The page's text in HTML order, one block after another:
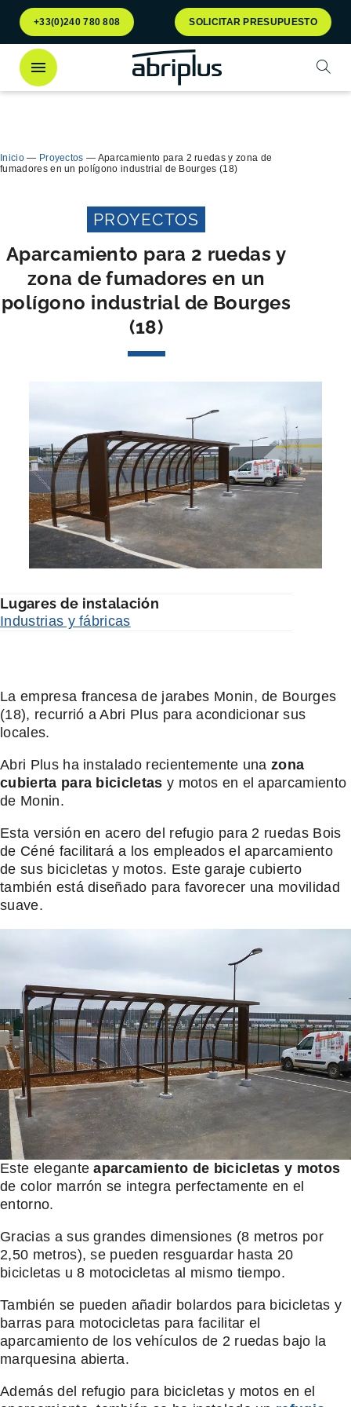
Ir al
menú
Ir al
contenido
+33(0)240 780 808 SOLICITAR PRESUPUESTO
Abrir
Inicio— Proyectos — Aparcamiento para 2 ruedas y zona de
fumadores en un polígono industrial de Bourges (18)
PROYECTOS
Aparcamiento para 2 ruedas y
zona de fumadores en un
polígono industrial de Bourges
(18)
Lugares de instalación
Industrias y fábricas
La empresa francesa de jarabes Monin, de Bourges
(18), recurrió a Abri Plus para acondicionar sus
locales.
Abri Plus ha instalado recientemente unazona
cubierta para bicicletas y motos en el aparcamiento
de Monin.
Esta versión en acero del refugio para 2 ruedas Bois
de Céné facilitará a los empleados el aparcamiento
de sus bicicletas y motos. Este garaje cubierto
también está diseñado para favorecer una movilidad
suave.
Este eleganteaparcamiento de bicicletas y motos
de color marrón se integra perfectamente en el
entorno.
Gracias a sus grandes dimensiones (8 metros por
2,50 metros), se pueden resguardar hasta 20
bicicletas u 8 motocicletas al mismo tiempo.
También se pueden añadir bolardos para bicicletas y
barras para motocicletas para facilitar el
aparcamiento de los vehículos de 2 ruedas bajo la
marquesina abierta.
Además del refugio para bicicletas y motos en el